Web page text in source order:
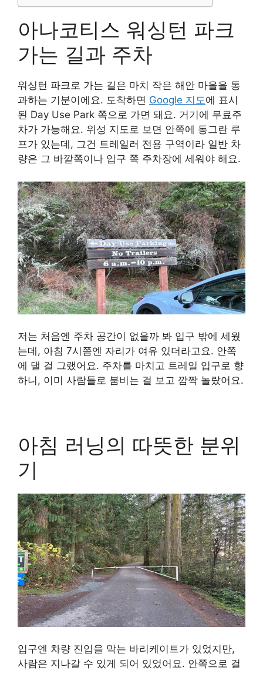
아나코티스 워싱턴 파크
가는 길과 주차
워싱턴 파크로 가는 길은 마치 작은 해안 마을을 통
과하는 기분이에요. 도착하면 Google 지도에 표시
된 Day Use Park 쪽으로 가면 돼요. 거기에 무료주
차가 가능해요. 위성 지도로 보면 안쪽에 동그란 루
프가 있는데, 그건 트레일러 전용 구역이라 일반 차
량은 그 바깥쪽이나 입구 쪽 주차장에 세워야 해요.
저는 처음엔 주차 공간이 없을까 봐 입구 밖에 세웠
는데, 아침 7시쯤엔 자리가 여유 있더라고요. 안쪽
에 댈 걸 그랬어요. 주차를 마치고 트레일 입구로 향
하니, 이미 사람들로 붐비는 걸 보고 깜짝 놀랐어요.
아침 러닝의 따뜻한 분위
기
입구엔 차량 진입을 막는 바리케이트가 있었지만,
사람은 지나갈 수 있게 되어 있었어요. 안쪽으로 걸